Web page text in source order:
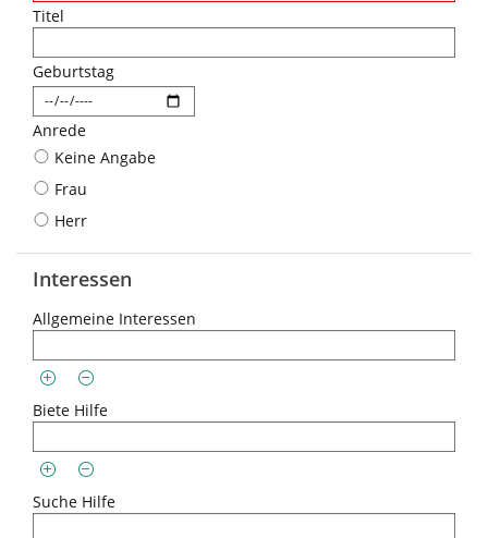
Titel
Geburtstag
Anrede
Keine Angabe
Frau
Herr
Interessen
Allgemeine Interessen
Biete Hilfe
Suche Hilfe